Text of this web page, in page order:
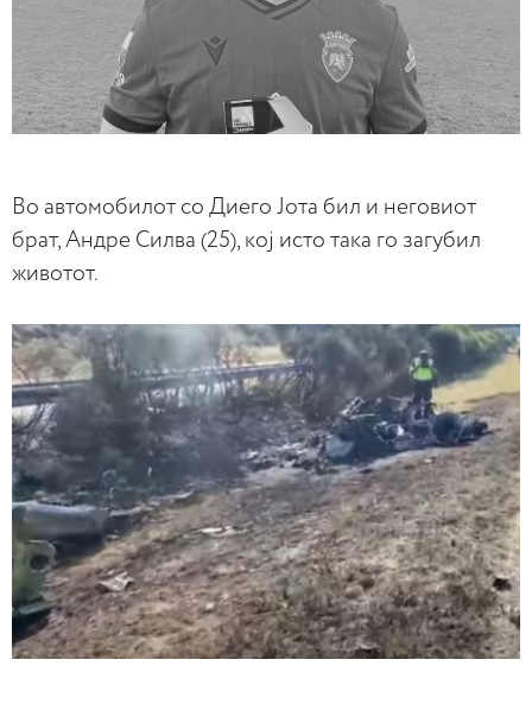
Во автомобилот со Диего Јота бил и неговиот
брат, Андре Силва (25), кој исто така го загубил
животот.